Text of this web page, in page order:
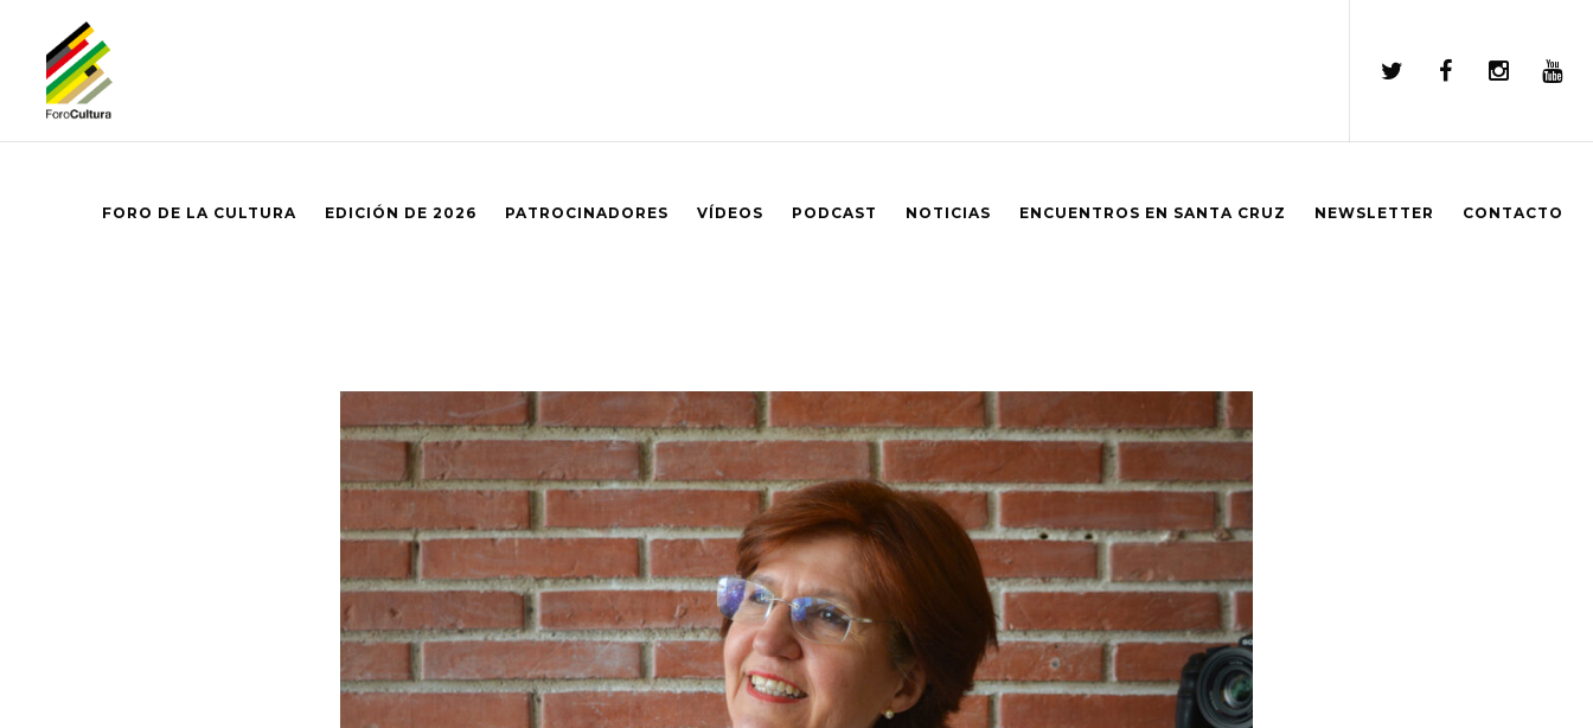
FORO DE LA CULTURA EDICIÓN DE 2026 PATROCINADORES VÍDEOS PODCAST NOTICIAS ENCUENTROS EN SANTA CRUZ NEWSLETTER CONTACTO